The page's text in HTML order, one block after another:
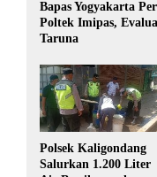
Bapas Yogyakarta
Poltek Imipas,
Taruna
Polsek Kaligondang
Salurkan 1.200 Liter